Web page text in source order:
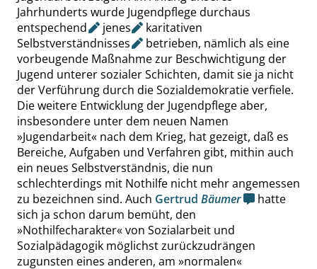
Jahrhunderts wurde Jugendpflege durchaus
entspechend
jenes
karitativen
Selbstverständnisses
betrieben, nämlich als eine
vorbeugende Maßnahme zur Beschwichtigung der
Jugend unterer sozialer Schichten, damit sie ja nicht
der Verführung durch die Sozialdemokratie verfiele.
Die weitere Entwicklung der Jugendpflege aber,
insbesondere unter dem neuen Namen
»Jugendarbeit« nach dem Krieg, hat gezeigt, daß es
Bereiche, Aufgaben und Verfahren gibt, mithin auch
ein neues Selbstverständnis, die nun
schlechterdings mit Nothilfe nicht mehr angemessen
zu bezeichnen sind. Auch Gertrud Bäumer
hatte
sich ja schon darum bemüht, den
»Nothilfecharakter«von Sozialarbeit und
Sozialpädagogik möglichst zurückzudrängen
zugunsten eines anderen, am »normalen«